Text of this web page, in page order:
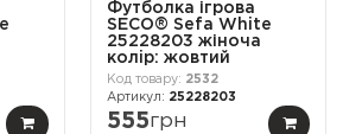
Футболка ігрова
SECO® Sefa White
25228203 жіноча
колiр: жовтий
2532
25228203
555грн